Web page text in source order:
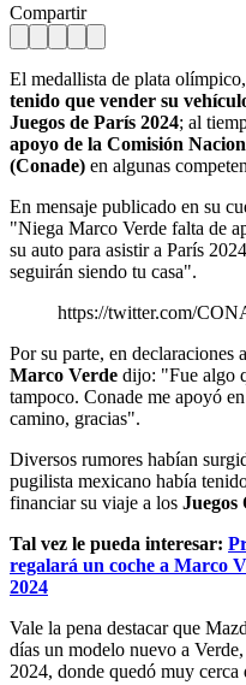
Compartir
El medallista de plata olímpico,
tenido que vender su
Juegos de París 2024; al
apoyo de la Comisión
(Conade) en algunas
En mensaje publicado en su
"Niega Marco Verde falta de
su auto para asistir a París
seguirán siendo tu casa".
https://twitter.com/
Por su parte, en declaraciones
Marco Verde dijo: "Fue algo
tampoco. Conade me apoyó
camino, gracias".
Diversos rumores habían
pugilista mexicano había
financiar su viaje a los Juegos
Tal vez le pueda interesar:
regalará un coche a Marco
2024
Vale la pena destacar que
días un modelo nuevo a
2024, donde quedó muy cerca